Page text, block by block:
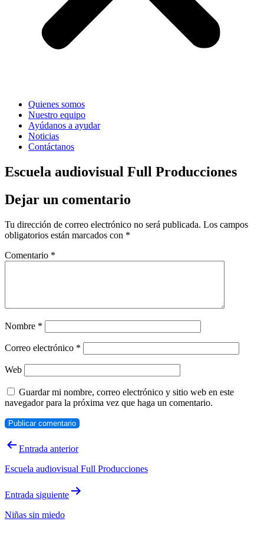
Quienes somos
Nuestro equipo
Ayúdanos a ayudar
Noticias
Contáctanos
Escuela audiovisual Full Producciones
Dejar un comentario
Tu dirección de correo electrónico no será publicada. Los campos
obligatorios están marcados con *
Comentario *
Nombre *
Correo electrónico *
Web
Guardar mi nombre, correo electrónico y sitio web en este
navegador para la próxima vez que haga un comentario.
Navegación
entradas
Entrada anterior
Escuela audiovisual Full Producciones
Entrada siguiente
Niñas sin miedo